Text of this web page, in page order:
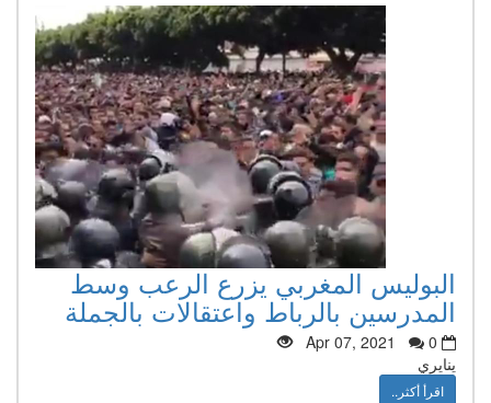
البوليس المغربي يزرع الرعب وسط
المدرسين بالرباط واعتقالات بالجملة
Apr 07, 2021
0
ينايري
اقرأ أكثر..